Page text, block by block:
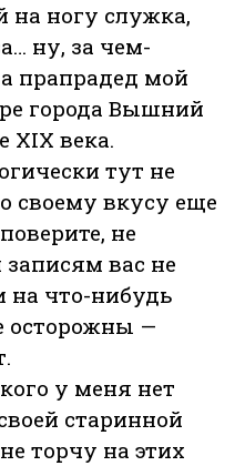
на ногу служка,
ну, за чем-
прапрадед мой
города Вышний
XIX века.
тут не
своему вкусу еще
не
вас не
на что-нибудь
осторожны —
у меня нет
старинной
торчу на этих